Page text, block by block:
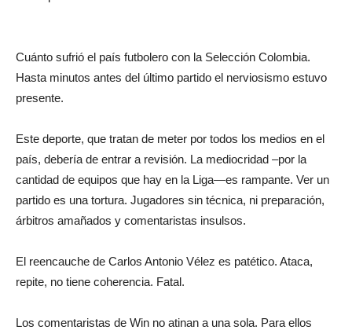
Cuánto sufrió el país futbolero con la Selección Colombia.
Hasta minutos antes del último partido el nerviosismo estuvo
presente.
Este deporte, que tratan de meter por todos los medios en el
país, debería de entrar a revisión. La mediocridad –por la
cantidad de equipos que hay en la Liga—es rampante. Ver un
partido es una tortura. Jugadores sin técnica, ni preparación,
árbitros amañados y comentaristas insulsos.
El reencauche de Carlos Antonio Vélez es patético. Ataca,
repite, no tiene coherencia. Fatal.
Los comentaristas de Win no atinan a una sola. Para ellos